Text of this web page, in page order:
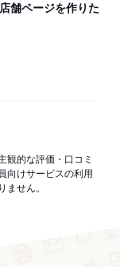
舗ページを作りた
観的な評価・口コミ
向けサービスの利用
ません。